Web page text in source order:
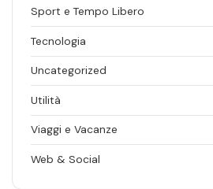
Sport e Tempo Libero
Tecnologia
Uncategorized
Utilità
Viaggi e Vacanze
Web & Social